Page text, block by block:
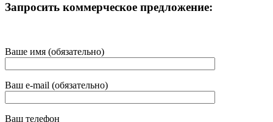
Запросить коммерческое предложение:
Ваше имя (обязательно)
Ваш e-mail (обязательно)
Ваш телефон